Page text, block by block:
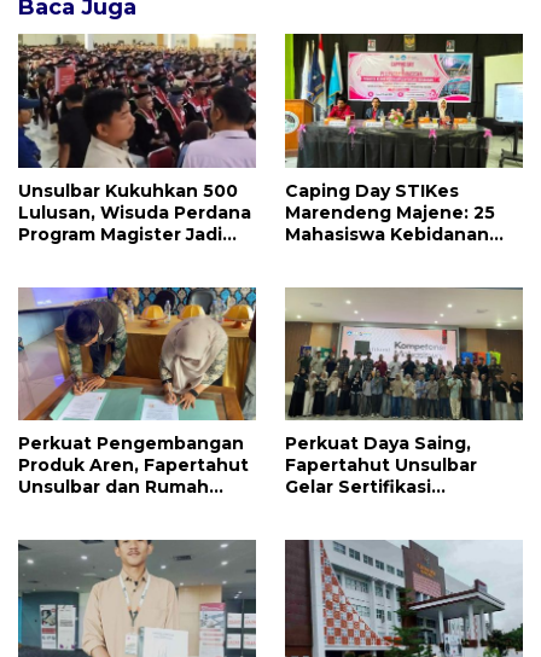
Baca Juga
Unsulbar Kukuhkan 500
Lulusan, Wisuda Perdana
Program Magister Jadi
Caping Day STIKes
Marendeng Majene: 25
Mahasiswa Kebidanan
Perkuat Pengembangan
Produk Aren, Fapertahut
Unsulbar dan Rumah
Perkuat Daya Saing,
Fapertahut Unsulbar
Gelar Sertifikasi